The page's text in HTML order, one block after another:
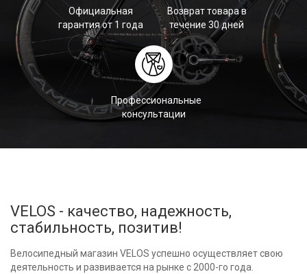
Официальная
гарантия от 1 года
Возврат товара в
течение 30 дней
Профессиональные
консультации
VELOS - качество, надежность,
стабильность, позитив!
Велосипедный магазин VELOS успешно осуществляет свою
деятельность и развивается на рынке с 2000-го года.